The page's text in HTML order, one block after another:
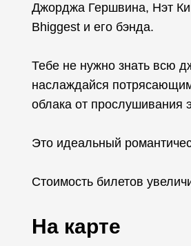
Джорджа Гершвина, Нэт
Bhiggest и его бэнда.
Тебе не нужно знать всю
наслаждайся
облака от прослушивания
Это идеальный
Стоимость билетов
На карте